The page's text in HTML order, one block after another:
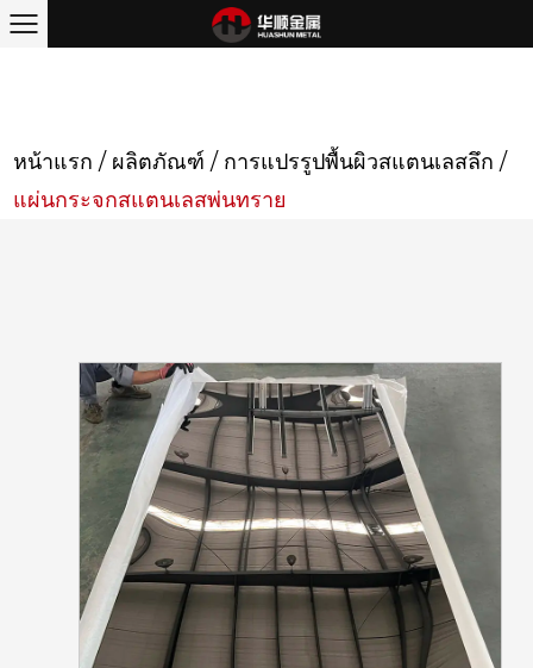
หน้าแรก / ผลิตภัณฑ์ / การแปรรูปพื้นผิวสแตนเลสลึก /
แผ่นกระจกสแตนเลสพ่นทราย